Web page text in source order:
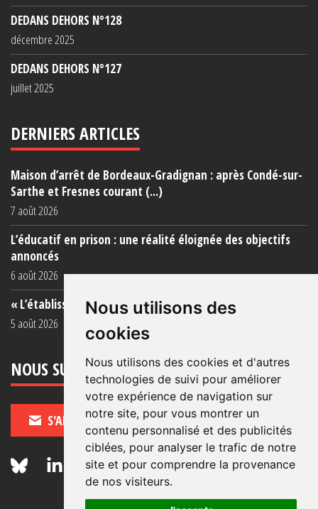
Nous utilisons des
cookies
Nous utilisons des cookies et d'autres
technologies de suivi pour améliorer
votre expérience de navigation sur
notre site, pour vous montrer un
contenu personnalisé et des publicités
ciblées, pour analyser le trafic de notre
site et pour comprendre la provenance
de nos visiteurs.
DEDANS DEHORS N°128
décembre 2025
DEDANS DEHORS N°127
juillet 2025
DERNIERS ARTICLES
Maison d’arrêt de Bordeaux-Gradignan : après Condé-sur-
Sarthe et Fresnes courant (...)
7 août 2026
L’éducatif en prison : une réalité éloignée des objectifs
annoncés
6 août 2026
« L’établissement est une porcherie totale »
5 août 2026
NOUS SUIVRE
S'ABONNER